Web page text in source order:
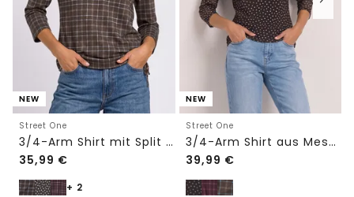
NEW
Street One
3/4-Arm Shirt mit Split Neck und Print
35,99 €
+ 2
NEW
Street One
3/4-Arm Shirt aus Mesh mit Print
39,99 €